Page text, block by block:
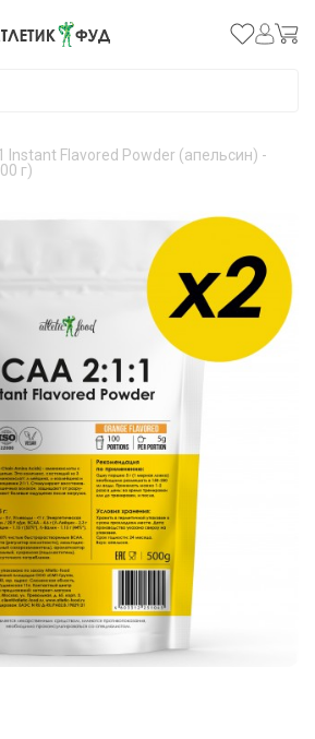
Instant Flavored Powder (апельсин) -
г)